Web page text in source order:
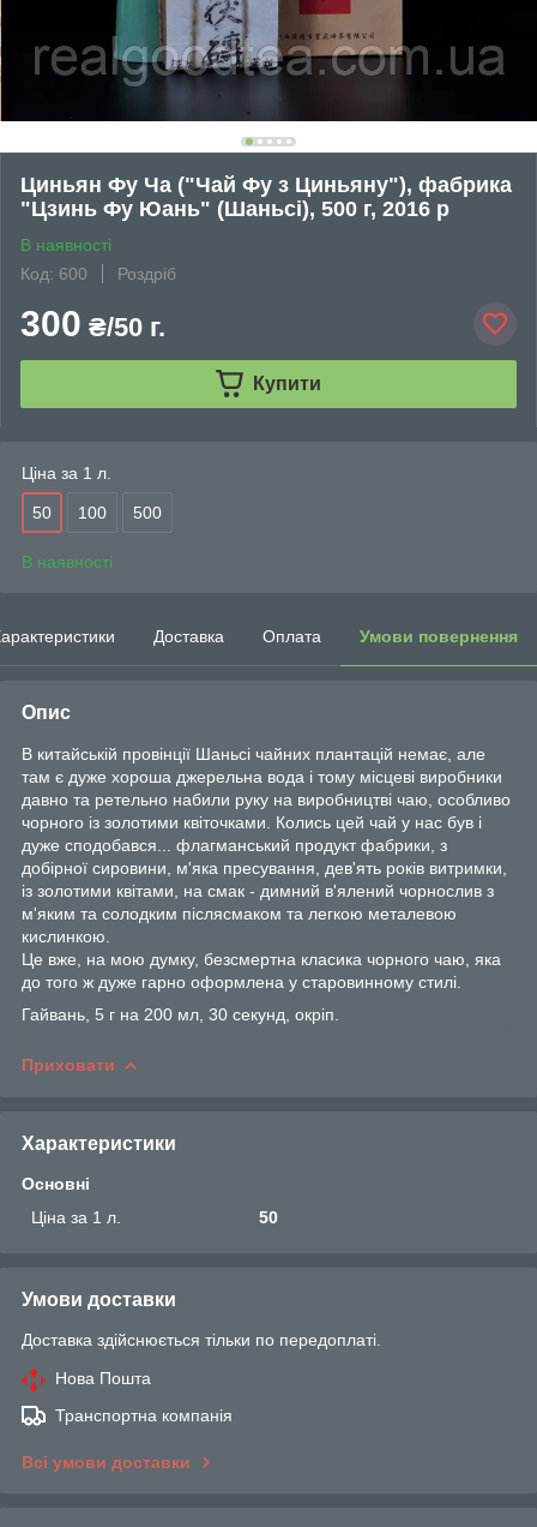
Циньян Фу Ча ("Чай Фу з Циньяну"), фабрика
"Цзинь Фу Юань" (Шаньсі), 500 г, 2016 р
В наявності
Код: 600
Роздріб
300 ₴/50 г.
Купити
Ціна за 1 л.
50 100 500
В наявності
Доставка Оплата Умови повернення
Опис
В китайській провінції Шаньсі чайних плантацій немає, але
там є дуже хороша джерельна вода і тому місцеві виробники
давно та ретельно набили руку на виробництві чаю, особливо
чорного із золотими квіточками. Колись цей чай у нас був і
дуже сподобався... флагманський продукт фабрики, з
добірної сировини, м'яка пресування, дев'ять років витримки,
із золотими квітами, на смак - димний в'ялений чорнослив з
м'яким та солодким післясмаком та легкою металевою
кислинкою.
Це вже, на мою думку, безсмертна класика чорного чаю, яка
до того ж дуже гарно оформлена у старовинному стилі.
Гайвань, 5 г на 200 мл, 30 секунд, окріп.
Приховати
Характеристики
Основні
Ціна за 1 л.
50
Умови доставки
Доставка здійснюється тільки по передоплаті.
Нова Пошта
Транспортна компанія
Всі умови доставки